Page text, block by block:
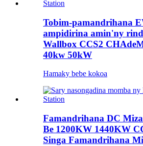
Tobim-pamandrihana
ampidirina amin'ny
Wallbox CCS2
40kw 50kW
Hamaky bebe kokoa
Famandrihana DC
Be 1200KW 1440KW
Singa Famandrihana